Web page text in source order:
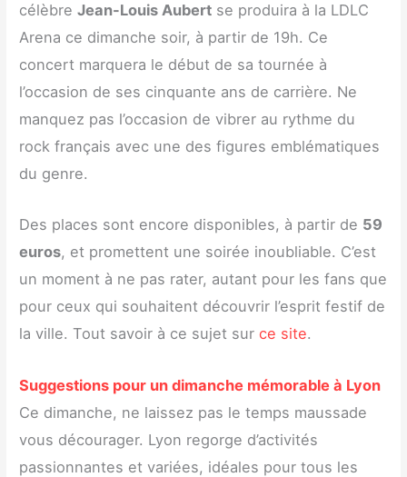
célèbreJean-Louis Aubert se produira à la LDLC
Arena ce dimanche soir, à partir de 19h. Ce
concert marquera le début de sa tournée à
l’occasion de ses cinquante ans de carrière. Ne
manquez pas l’occasion de vibrer au rythme du
rock français avec une des figures emblématiques
du genre.
Des places sont encore disponibles, à partir de 59
euros, et promettent une soirée inoubliable. C’est
un moment à ne pas rater, autant pour les fans que
pour ceux qui souhaitent découvrir l’esprit festif de
la ville. Tout savoir à ce sujet surce site.
Suggestions pour un dimanche mémorable à Lyon
Ce dimanche, ne laissez pas le temps maussade
vous décourager. Lyon regorge d’activités
passionnantes et variées, idéales pour tous les